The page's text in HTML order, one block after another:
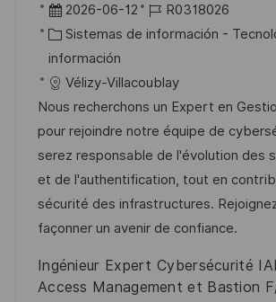
b
a
c
i
ó
n
F
e
c
h
a
d
e
p
u
b
i
2026-06-12
I
D
e
e
m
p
l
e
o
R0318026
C
a
t
e
g
o
r
í
a
Sistemas de información -
información
Vélizy-Villacoublay
Nous recherchons un Expert en
pour rejoindre notre équipe de
serez responsable de l'évolution des
et de l'authentification, tout en
sécurité des infrastructures.
façonner un avenir de confiance.
Ingénieur Expert Cybersécurité
Access Management et Bastion